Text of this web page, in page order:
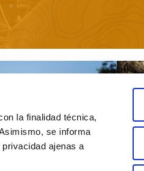
la finalidad técnica,
se informa
ajenas a